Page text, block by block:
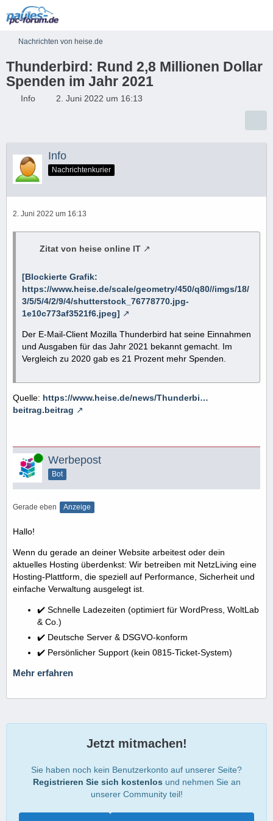
Nachrichten von heise.de
Thunderbird: Rund 2,8 Millionen Dollar
Spenden im Jahr 2021
Info 2. Juni 2022 um 16:13
Info
Nachrichtenkurier
2. Juni 2022 um 16:13
Zitat von heise online IT
[Blockierte Grafik:
https://www.heise.de/scale/geometry/450/q80//imgs/18/
3/5/5/4/2/9/4/shutterstock_76778770.jpg-
1e10c773af3521f6.jpeg]
Der E-Mail-Client Mozilla Thunderbird hat seine Einnahmen
und Ausgaben für das Jahr 2021 bekannt gemacht. Im
Vergleich zu 2020 gab es 21 Prozent mehr Spenden.
Quelle: https://www.heise.de/news/Thunderbi…
beitrag.beitrag
Online Werbepost
Bot
Gerade eben Anzeige
Hallo!
Wenn du gerade an deiner Website arbeitest oder dein
aktuelles Hosting überdenkst: Wir betreiben mit NetzLiving eine
Hosting-Plattform, die speziell auf Performance, Sicherheit und
einfache Verwaltung ausgelegt ist.
✔️ Schnelle Ladezeiten (optimiert für WordPress, WoltLab
& Co.)
✔️ Deutsche Server & DSGVO-konform
✔️ Persönlicher Support (kein 0815-Ticket-System)
Mehr erfahren
Jetzt mitmachen!
Sie haben noch kein Benutzerkonto auf unserer Seite?
Registrieren Sie sich kostenlos und nehmen Sie an
unserer Community teil!